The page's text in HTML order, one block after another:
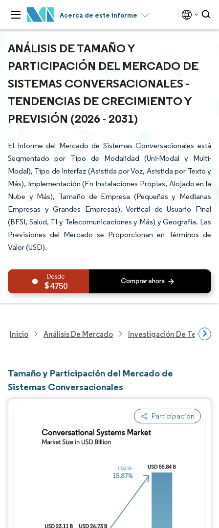
Acerca de este informe
ANÁLISIS DE TAMAÑO Y
PARTICIPACIÓN DEL MERCADO DE
SISTEMAS CONVERSACIONALES -
TENDENCIAS DE CRECIMIENTO Y
PREVISIÓN (2026 - 2031)
El Informe del Mercado de Sistemas Conversacionales está
Segmentado por Tipo de Modalidad (Uni-Modal y Multi-
Modal), Tipo de Interfaz (Asistida por Voz, Asistida por Texto y
Más), Implementación (En Instalaciones Propias, Alojado en la
Nube y Más), Tamaño de Empresa (Pequeñas y Medianas
Empresas y Grandes Empresas), Vertical de Usuario Final
(BFSI, Salud, TI y Telecomunicaciones y Más) y Geografía. Las
Previsiones del Mercado se Proporcionan en Términos de
Valor (USD).
4750
Inicio Análisis De Mercado Investigación De
Tamaño y Participación del Mercado de
Sistemas Conversacionales
Participación
Imagen © Mordor Intelligence. El uso